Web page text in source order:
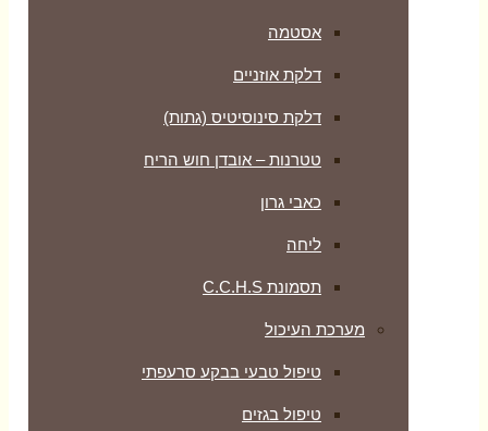
אסטמה
דלקת אוזניים
דלקת סינוסיטיס (גתות)
טטרנות – אובדן חוש הריח
כאבי גרון
ליחה
תסמונת C.C.H.S
מערכת העיכול
טיפול טבעי בבקע סרעפתי
טיפול בגזים